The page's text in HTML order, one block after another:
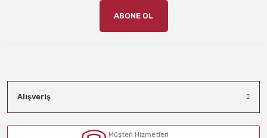
ABONE OL
Alışveriş
Müşteri Hizmetleri